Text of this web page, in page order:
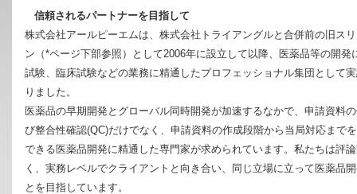
信頼されるパートナーを目指して
株式会社アールピーエムは、株式会社トライアングルと合併前の旧ス
ン（*ページ下部参照）として2006年に設立して以降、医薬品等の開発
試験、臨床試験などの業務に精通したプロフェッショナル集団として
りました。
医薬品の早期開発とグローバル同時開発が加速するなかで、申請資料
び整合性確認(QC)だけでなく、申請資料の作成段階から当局対応まで
できる医薬品開発に精通した専門家が求められています。私たちは評
く、実務レベルでクライアントと向き合い、同じ立場に立って医薬品
とを目指しています。